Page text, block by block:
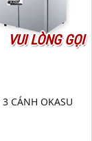
VUI LÒNG GỌI
CÁNH OKASU